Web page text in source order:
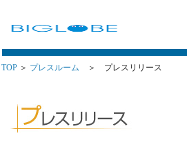
TOP ＞ プレスルーム ＞ プレスリリース